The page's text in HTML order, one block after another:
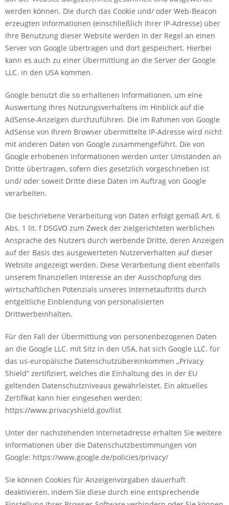
werden können. Die durch das Cookie und/ oder Web-Beacon
erzeugten Informationen (einschließlich Ihrer IP-Adresse) über
Ihre Benutzung dieser Website werden in der Regel an einen
Server von Google übertragen und dort gespeichert. Hierbei
kann es auch zu einer Übermittlung an die Server der Google
LLC. in den USA kommen.
Google benutzt die so erhaltenen Informationen, um eine
Auswertung Ihres Nutzungsverhaltens im Hinblick auf die
AdSense-Anzeigen durchzuführen. Die im Rahmen von Google
AdSense von Ihrem Browser übermittelte IP-Adresse wird nicht
mit anderen Daten von Google zusammengeführt. Die von
Google erhobenen Informationen werden unter Umständen an
Dritte übertragen, sofern dies gesetzlich vorgeschrieben ist
und/ oder soweit Dritte diese Daten im Auftrag von Google
verarbeiten.
Die beschriebene Verarbeitung von Daten erfolgt gemäß Art. 6
Abs. 1 lit. f DSGVO zum Zweck der zielgerichteten werblichen
Ansprache des Nutzers durch werbende Dritte, deren Anzeigen
auf der Basis des ausgewerteten Nutzerverhalten auf dieser
Website angezeigt werden. Diese Verarbeitung dient ebenfalls
unserem finanziellen Interesse an der Ausschöpfung des
wirtschaftlichen Potenzials unseres Internetauftritts durch
entgeltliche Einblendung von personalisierten
Drittwerbeinhalten.
Für den Fall der Übermittlung von personenbezogenen Daten
an die Google LLC. mit Sitz in den USA, hat sich Google LLC. für
das us-europäische Datenschutzübereinkommen „Privacy
Shield“ zertifiziert, welches die Einhaltung des in der EU
geltenden Datenschutzniveaus gewährleistet. Ein aktuelles
Zertifikat kann hier eingesehen werden:
https://www.privacyshield.gov/list
Unter der nachstehenden Internetadresse erhalten Sie weitere
Informationen über die Datenschutzbestimmungen von
Google: https://www.google.de/policies/privacy/
Sie können Cookies für Anzeigenvorgaben dauerhaft
deaktivieren, indem Sie diese durch eine entsprechende